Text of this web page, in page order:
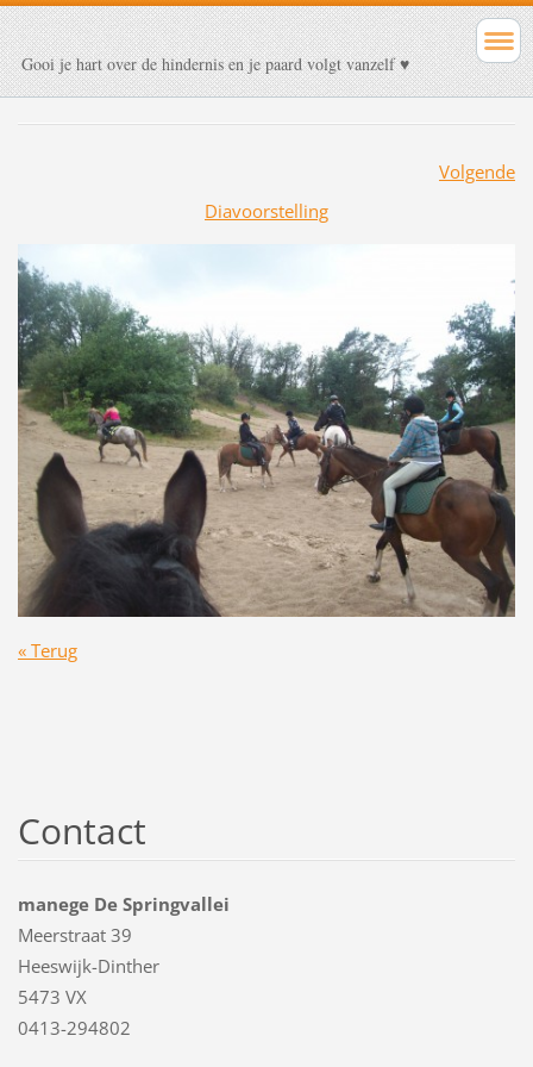
Gooi je hart over de hindernis en je paard volgt vanzelf ♥
Volgende
Diavoorstelling
« Terug
Contact
manege De Springvallei
Meerstraat 39
Heeswijk-Dinther
5473 VX
0413-294802